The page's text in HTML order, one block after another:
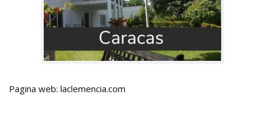
Pagina web: laclemencia.com